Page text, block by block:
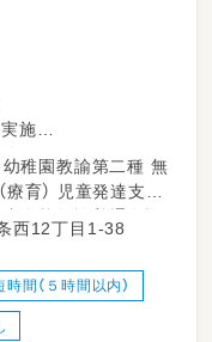
施
る業務
西12丁目1-38
時間（５時間以内）